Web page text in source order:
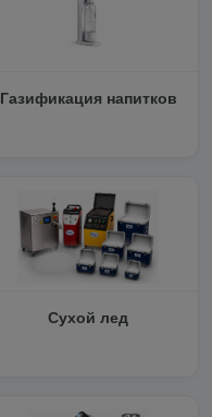
Газификация напитков
Сухой лед